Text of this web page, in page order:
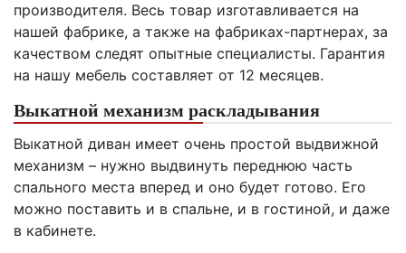
производителя. Весь товар изготавливается на
нашей фабрике, а также на фабриках-партнерах, за
качеством следят опытные специалисты. Гарантия
на нашу мебель составляет от 12 месяцев.
Выкатной механизм раскладывания
Выкатной диван имеет очень простой выдвижной
механизм – нужно выдвинуть переднюю часть
спального места вперед и оно будет готово. Его
можно поставить и в спальне, и в гостиной, и даже
в кабинете.